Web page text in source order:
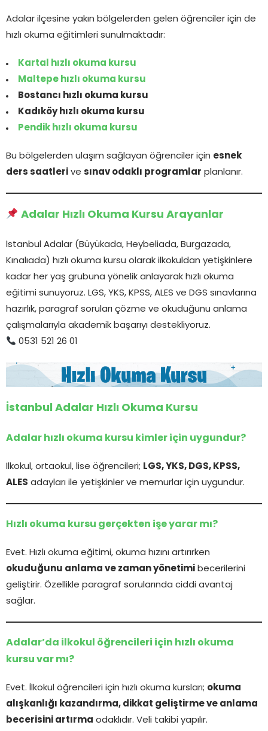
Adalar ilçesine yakın bölgelerden gelen öğrenciler için de
hızlı okuma eğitimleri sunulmaktadır:
Kartal hızlı okuma kursu
Maltepe hızlı okuma kursu
Bostancı hızlı okuma kursu
Kadıköy hızlı okuma kursu
Pendik hızlı okuma kursu
Bu bölgelerden ulaşım sağlayan öğrenciler için esnek
ders saatleri ve sınav odaklı programlar planlanır.
Adalar Hızlı Okuma Kursu Arayanlar
İstanbul Adalar (Büyükada, Heybeliada, Burgazada,
Kınalıada) hızlı okuma kursu olarak ilkokuldan yetişkinlere
kadar her yaş grubuna yönelik anlayarak hızlı okuma
eğitimi sunuyoruz. LGS, YKS, KPSS, ALES ve DGS sınavlarına
hazırlık, paragraf soruları çözme ve okuduğunu anlama
çalışmalarıyla akademik başarıyı destekliyoruz.
0531 521 26 01
İstanbul Adalar Hızlı Okuma Kursu
Adalar hızlı okuma kursu kimler için uygundur?
İlkokul, ortaokul, lise öğrencileri; LGS, YKS, DGS, KPSS,
ALES adayları ile yetişkinler ve memurlar için uygundur.
Hızlı okuma kursu gerçekten işe yarar mı?
Evet. Hızlı okuma eğitimi, okuma hızını artırırken
okuduğunu anlama ve zaman yönetimi
becerilerini
geliştirir. Özellikle paragraf sorularında ciddi avantaj
sağlar.
Adalar’da ilkokul öğrencileri için hızlı okuma
kursu var mı?
Evet. İlkokul öğrencileri için hızlı okuma kursları; okuma
alışkanlığı kazandırma, dikkat geliştirme ve anlama
becerisini artırma odaklıdır. Veli takibi yapılır.